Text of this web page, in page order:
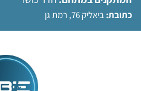
כתובת: ביאליק 76, רמת גן